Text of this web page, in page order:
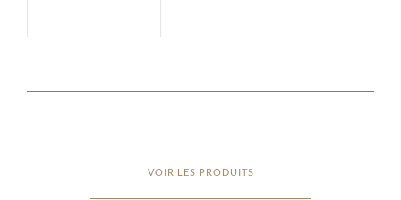
VOIR LES PRODUITS